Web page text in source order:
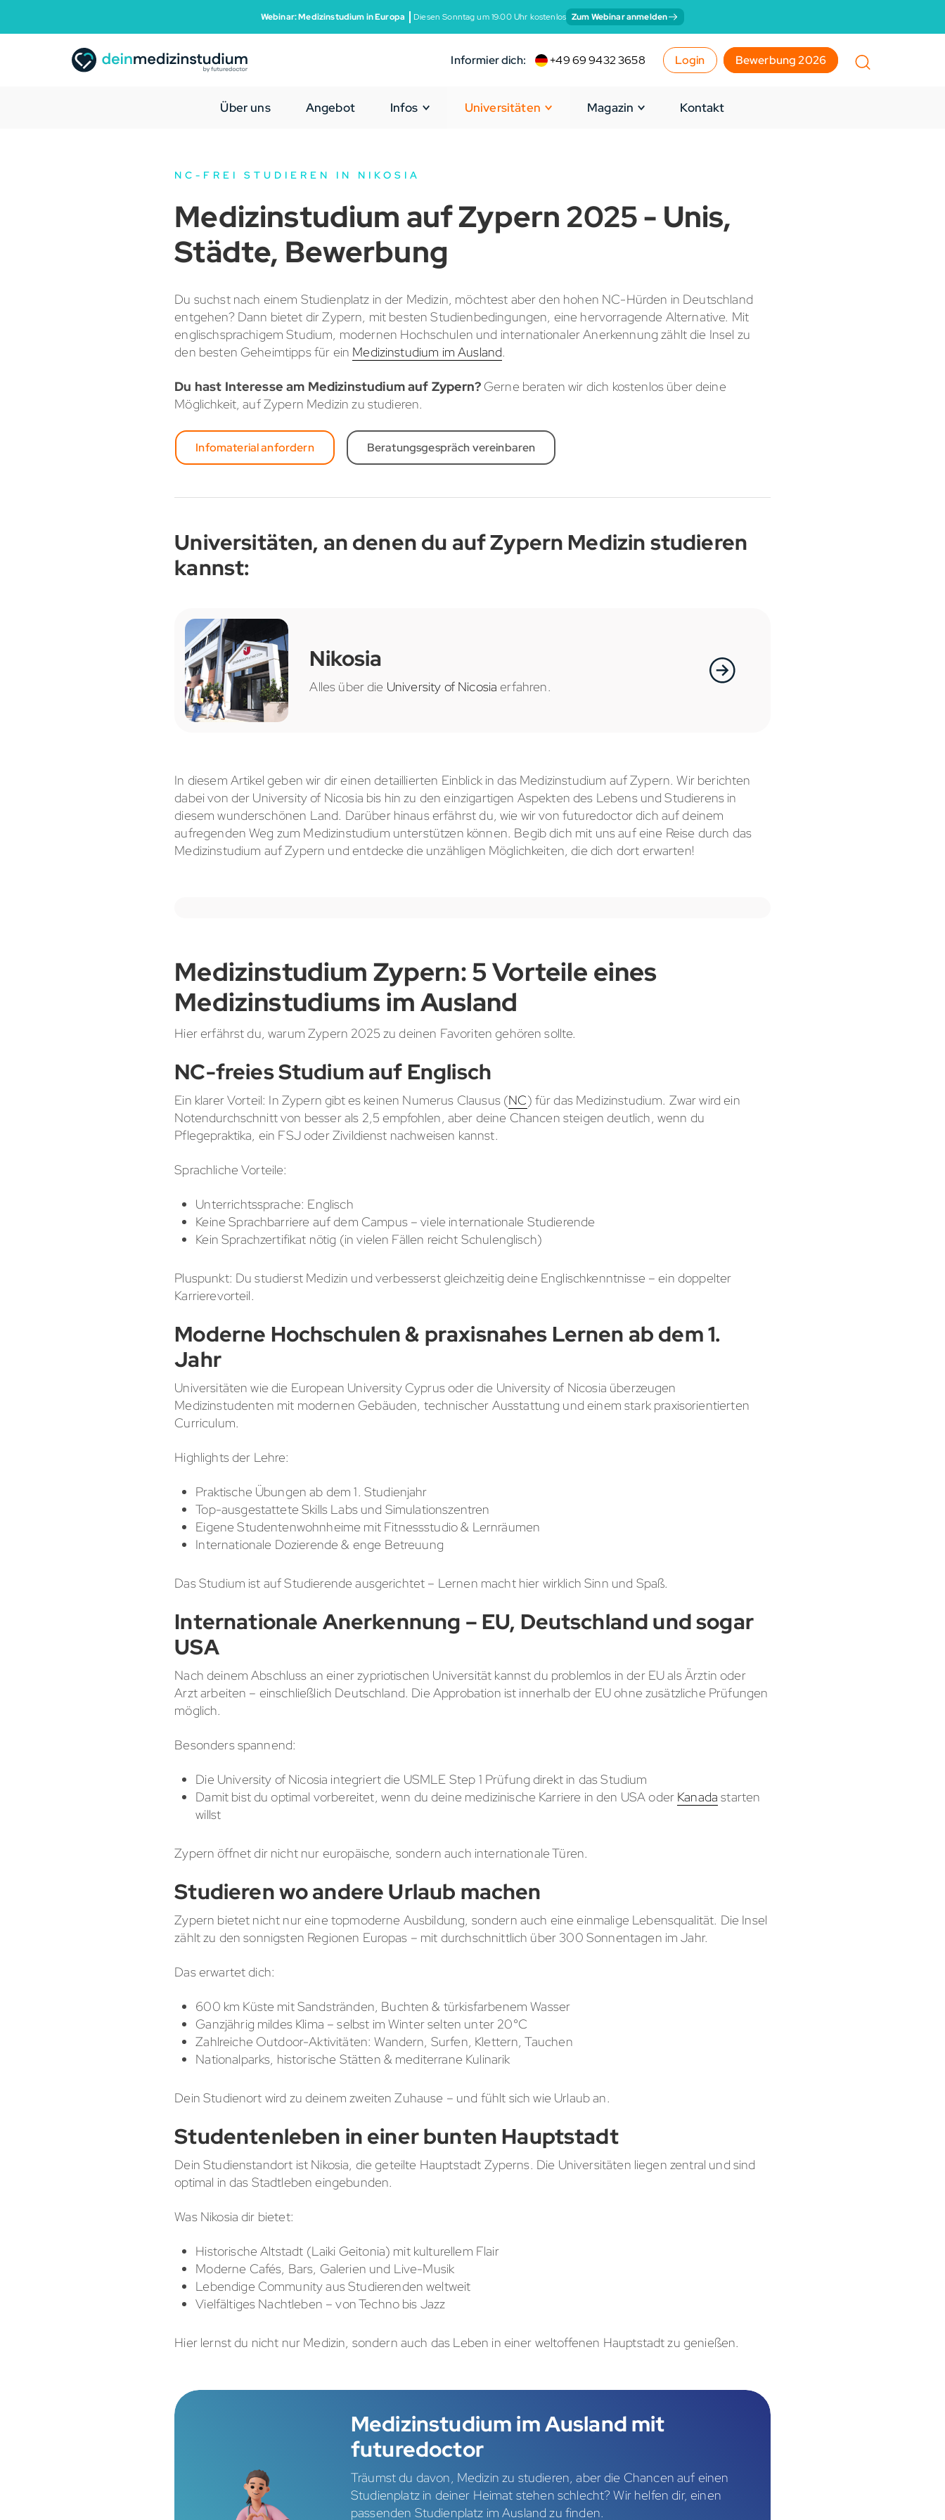
Webinar: Medizinstudium in Europa Diesen Sonntag um 19:00 Uhr kostenlos Zum Webinar anmelden
Informier dich: +49 69 9432 3658 Login Bewerbung 2026
Über uns Angebot Infos Universitäten Magazin Kontakt
NC-FREI STUDIEREN IN NIKOSIA
Medizinstudium auf Zypern 2025 - Unis,
Städte, Bewerbung
Du suchst nach einem Studienplatz in der Medizin, möchtest aber den hohen NC-Hürden in Deutschland
entgehen? Dann bietet dir Zypern, mit besten Studienbedingungen, eine hervorragende Alternative. Mit
englischsprachigem Studium, modernen Hochschulen und internationaler Anerkennung zählt die Insel zu
den besten Geheimtipps für ein Medizinstudium im Ausland.
Du hast Interesse am Medizinstudium auf Zypern? Gerne beraten wir dich kostenlos über deine
Möglichkeit, auf Zypern Medizin zu studieren.
Infomaterial anfordern Beratungsgespräch vereinbaren
Universitäten, an denen du auf Zypern Medizin studieren
kannst:
Nikosia
Alles über die University of Nicosia erfahren.
In diesem Artikel geben wir dir einen detaillierten Einblick in das Medizinstudium auf Zypern. Wir berichten
dabei von der University of Nicosia bis hin zu den einzigartigen Aspekten des Lebens und Studierens in
diesem wunderschönen Land. Darüber hinaus erfährst du, wie wir von futuredoctor dich auf deinem
aufregenden Weg zum Medizinstudium unterstützen können. Begib dich mit uns auf eine Reise durch das
Medizinstudium auf Zypern und entdecke die unzähligen Möglichkeiten, die dich dort erwarten!
Medizinstudium Zypern: 5 Vorteile eines
Medizinstudiums im Ausland
Hier erfährst du, warum Zypern 2025 zu deinen Favoriten gehören sollte.
NC-freies Studium auf Englisch
Ein klarer Vorteil: In Zypern gibt es keinen Numerus Clausus (NC) für das Medizinstudium. Zwar wird ein
Notendurchschnitt von besser als 2,5 empfohlen, aber deine Chancen steigen deutlich, wenn du
Pflegepraktika, ein FSJ oder Zivildienst nachweisen kannst.
Sprachliche Vorteile:
Unterrichtssprache: Englisch
Keine Sprachbarriere auf dem Campus – viele internationale Studierende
Kein Sprachzertifikat nötig (in vielen Fällen reicht Schulenglisch)
Pluspunkt: Du studierst Medizin und verbesserst gleichzeitig deine Englischkenntnisse – ein doppelter
Karrierevorteil.
Moderne Hochschulen & praxisnahes Lernen ab dem 1.
Jahr
Universitäten wie die European University Cyprus oder die University of Nicosia überzeugen
Medizinstudenten mit modernen Gebäuden, technischer Ausstattung und einem stark praxisorientierten
Curriculum.
Highlights der Lehre:
Praktische Übungen ab dem 1. Studienjahr
Top-ausgestattete Skills Labs und Simulationszentren
Eigene Studentenwohnheime mit Fitnessstudio & Lernräumen
Internationale Dozierende & enge Betreuung
Das Studium ist auf Studierende ausgerichtet – Lernen macht hier wirklich Sinn und Spaß.
Internationale Anerkennung – EU, Deutschland und sogar
USA
Nach deinem Abschluss an einer zypriotischen Universität kannst du problemlos in der EU als Ärztin oder
Arzt arbeiten – einschließlich Deutschland. Die Approbation ist innerhalb der EU ohne zusätzliche Prüfungen
möglich.
Besonders spannend:
Die University of Nicosia integriert die USMLE Step 1 Prüfung direkt in das Studium
Damit bist du optimal vorbereitet, wenn du deine medizinische Karriere in den USA oder Kanada starten
willst
Zypern öffnet dir nicht nur europäische, sondern auch internationale Türen.
Studieren wo andere Urlaub machen
Zypern bietet nicht nur eine topmoderne Ausbildung, sondern auch eine einmalige Lebensqualität. Die Insel
zählt zu den sonnigsten Regionen Europas – mit durchschnittlich über 300 Sonnentagen im Jahr.
Das erwartet dich:
600 km Küste mit Sandstränden, Buchten & türkisfarbenem Wasser
Ganzjährig mildes Klima – selbst im Winter selten unter 20°C
Zahlreiche Outdoor-Aktivitäten: Wandern, Surfen, Klettern, Tauchen
Nationalparks, historische Stätten & mediterrane Kulinarik
Dein Studienort wird zu deinem zweiten Zuhause – und fühlt sich wie Urlaub an.
Studentenleben in einer bunten Hauptstadt
Dein Studienstandort ist Nikosia, die geteilte Hauptstadt Zyperns. Die Universitäten liegen zentral und sind
optimal in das Stadtleben eingebunden.
Was Nikosia dir bietet:
Historische Altstadt (Laiki Geitonia) mit kulturellem Flair
Moderne Cafés, Bars, Galerien und Live-Musik
Lebendige Community aus Studierenden weltweit
Vielfältiges Nachtleben – von Techno bis Jazz
Hier lernst du nicht nur Medizin, sondern auch das Leben in einer weltoffenen Hauptstadt zu genießen.
Medizinstudium im Ausland mit
futuredoctor
Träumst du davon, Medizin zu studieren, aber die Chancen auf einen
Studienplatz in deiner Heimat stehen schlecht? Wir helfen dir, einen
passenden Studienplatz im Ausland zu finden.